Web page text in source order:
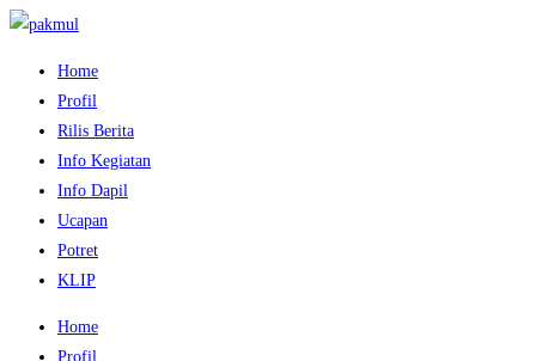
Home
Profil
Rilis Berita
Info Kegiatan
Info Dapil
Ucapan
Potret
KLIP
Home
Profil